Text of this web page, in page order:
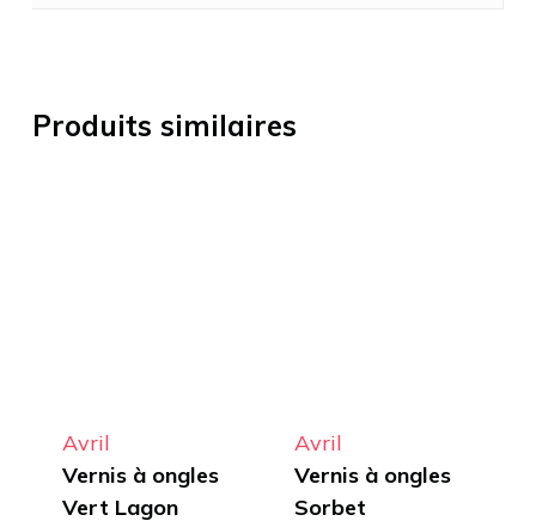
Produits similaires
Avril
Vernis à ongles
Vert Lagon
Avril
Vernis à ongles
Sorbet